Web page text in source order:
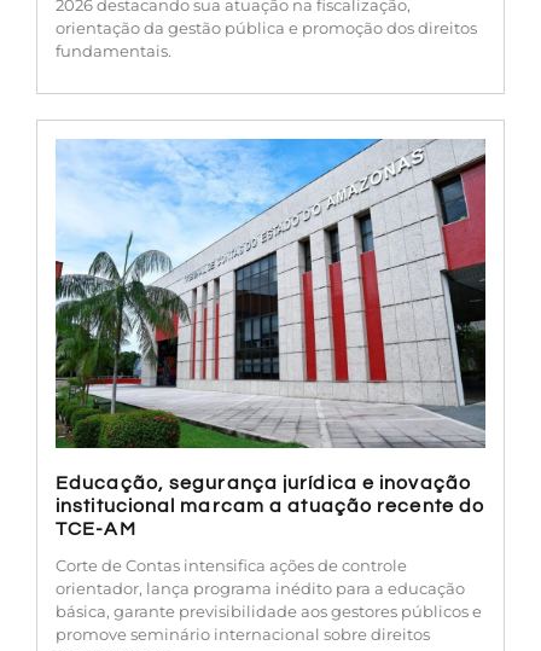
2026 destacando sua atuação na fiscalização,
orientação da gestão pública e promoção dos direitos
fundamentais.
Educação, segurança jurídica e inovação
institucional marcam a atuação recente do
TCE-AM
Corte de Contas intensifica ações de controle
orientador, lança programa inédito para a educação
básica, garante previsibilidade aos gestores públicos e
promove seminário internacional sobre direitos